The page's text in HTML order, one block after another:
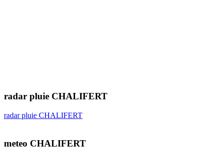
radar pluie CHALIFERT
radar pluie CHALIFERT
meteo CHALIFERT